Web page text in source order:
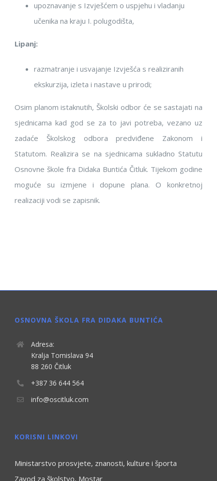
upoznavanje s Izvješćem o uspjehu i vladanju
učenika na kraju I. polugodišta,
Lipanj:
razmatranje i usvajanje Izvješća s realiziranih
ekskurzija, izleta i nastave u prirodi;
Osim planom istaknutih, Školski odbor će se sastajati na
sjednicama kad god se za to javi potreba, vezano uz
zadaće Školskog odbora predviđene Zakonom i
Statutom. Realizira se na sjednicama sukladno Statutu
Osnovne škole fra Didaka Buntića Čitluk. Tijekom godine
moguće su izmjene i dopune plana. O konkretnoj
realizaciji vodi se zapisnik.
OSNOVNA ŠKOLA FRA DIDAKA BUNTIĆA
Adresa:
Kralja Tomislava 94
88 260 Čitluk
+387 36 644 564
info@oscitluk.com
KORISNI LINKOVI
Ministarstvo prosvjete, znanosti, kulture i športa
Zavod za školstvo, Mostar